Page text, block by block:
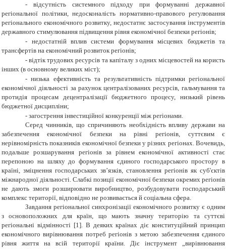
-
відсутність системного підходу при формуванні державної
регіональної політики, недосконалість нормативно-правового регулювання
регіонального економічного розвитку, недостатнє застосування інструментів
державного стимулювання підвищення рівня економічної безпеки регіонів;
- недостатній вплив системи формування місцевих бюджетів та
трансфертів на економічний розвиток регіонів;
- відтік трудових ресурсів та капіталу з одних місцевостей на користь
інших (в основному великих міст);
- низька ефективність та результативність підтримки регіональної
економічної діяльності за рахунок централізованих ресурсів, гальмування та
протидія процесам децентралізації бюджетного процесу, низький рівень
бюджетної дисципліни;
- загострення інвестиційної конкуренції між регіонами.
Серед чинників, що спричиняють необхідність впливу держави на
забезпечення економічної безпеки на рівні регіонів, суттєвим є
нерівномірність показників економічної безпеки у різних регіонах. Вочевидь,
подальше розшарування регіонів за рівнем економічної активності стає
перепоною на шляху до формування єдиного господарського простору в
країні, зміцнення господарських зв’язків, становлення регіонів як суб'єктів
міжнародної діяльності. Слабкі позиції економічної безпеки окремих регіонів
не дають змоги розширювати виробництво, розбудовувати господарський
комплекс території, відповідно не розвивається й соціальна сфера.
Завдання регіональної синхронізації економічного розвитку є одним
з основоположних для країн, що мають значну територію та суттєві
регіональні відмінності [1]. В деяких країнах діє конституційний принцип
економічного вирівнювання потреб регіонів з метою забезпечення єдиного
рівня життя на всій території країни. Діє інструмент „вирівнювання